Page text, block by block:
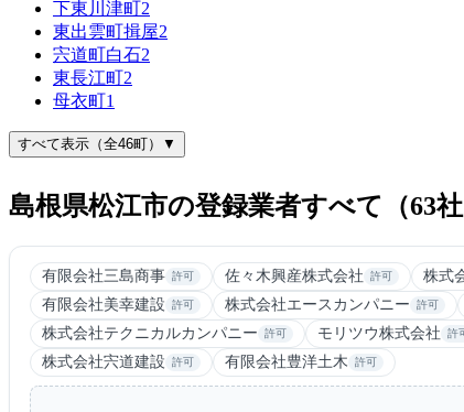
下東川津町2
東出雲町揖屋2
宍道町白石2
東長江町2
母衣町1
すべて表示（全46町）▼
島根県松江市の登録業者すべて（63社
有限会社三島商事 許可 佐々木興産株式会社 許可 株式
有限会社美幸建設 許可 株式会社エースカンパニー 許可
株式会社テクニカルカンパニー 許可 モリツウ株式会社 許
株式会社宍道建設 許可 有限会社豊洋土木 許可